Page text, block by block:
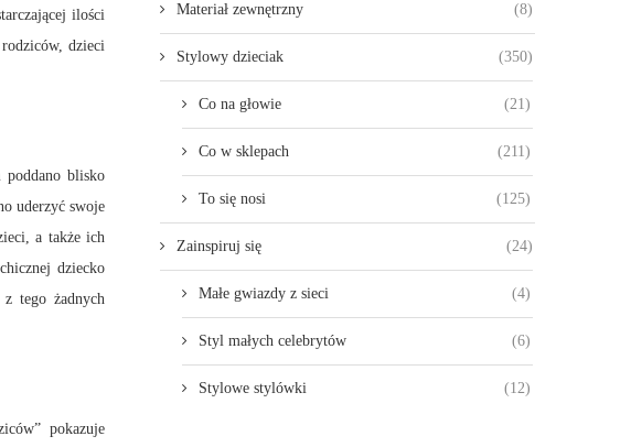
ilości
dzieci
poddano blisko
uderzyć swoje
a także ich
dziecko
tego żadnych
pokazuje
Materiał zewnętrzny (8)
Stylowy dzieciak (350)
Co na głowie (21)
Co w sklepach (211)
To się nosi (125)
Zainspiruj się (24)
Małe gwiazdy z sieci (4)
Styl małych celebrytów (6)
Stylowe stylówki (12)